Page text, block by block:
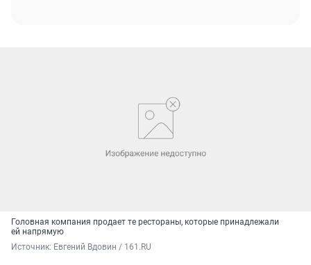
Головная компания продает те рестораны, которые принадлежали
ей напрямую
Источник: Евгений Вдовин / 161.RU